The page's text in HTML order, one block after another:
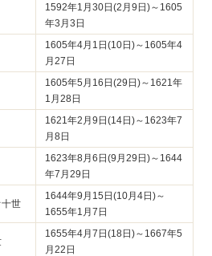
1592年1月30日(2月9日)～1605
年3月3日
1605年4月1日(10日)～1605年4
月27日
1605年5月16日(29日)～1621年
1月28日
1621年2月9日(14日)～1623年7
月8日
1623年8月6日(9月29日)～1644
年7月29日
世
1644年9月15日(10月4日)～
1655年1月7日
1655年4月7日(18日)～1667年5
月22日